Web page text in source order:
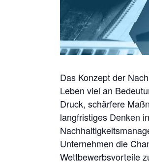
Das Konzept der
Leben viel an
Druck, schärfere
langfristiges Denken
Unternehmen die
Wettbewerbsvorteile